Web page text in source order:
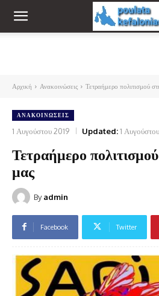
Αρχική Ανακοινώσεις Τετραήμερο πολιτισμού
ΑΝΑΚΟΙΝΏΣΕΙΣ
1 Αυγούστου 2019 Updated:1
Τετραήμερο
μας
By admin
Facebook Twitter